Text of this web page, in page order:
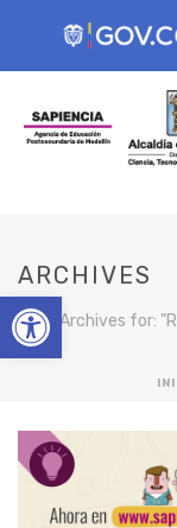
Open
ARCHIVES
Tag Archives for: